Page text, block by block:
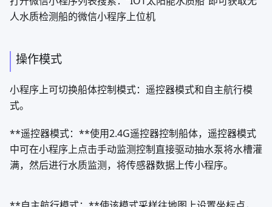
https://oshwhub.com/zy143l/ufi_hub_rj45_share
上，并把UVC摄像头插上即可。